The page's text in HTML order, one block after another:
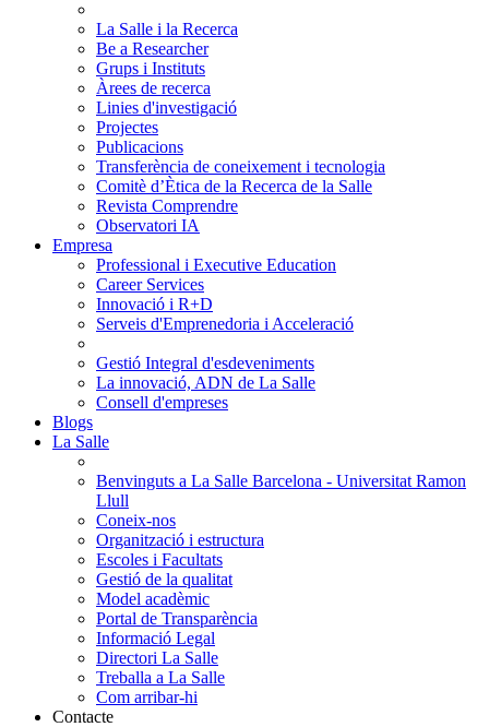
La Salle i la Recerca
Be a Researcher
Grups i Instituts
Àrees de recerca
Linies d'investigació
Projectes
Publicacions
Transferència de coneixement i tecnologia
Comitè d’Ètica de la Recerca de la Salle
Revista Comprendre
Observatori IA
Empresa
Professional i Executive Education
Career Services
Innovació i R+D
Serveis d'Emprenedoria i Acceleració
Gestió Integral d'esdeveniments
La innovació, ADN de La Salle
Consell d'empreses
Blogs
La Salle
Benvinguts a La Salle Barcelona - Universitat Ramon
Llull
Coneix-nos
Organització i estructura
Escoles i Facultats
Gestió de la qualitat
Model acadèmic
Portal de Transparència
Informació Legal
Directori La Salle
Treballa a La Salle
Com arribar-hi
Contacte